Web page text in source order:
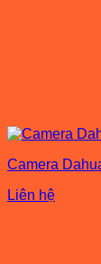
Camera
Liên hệ